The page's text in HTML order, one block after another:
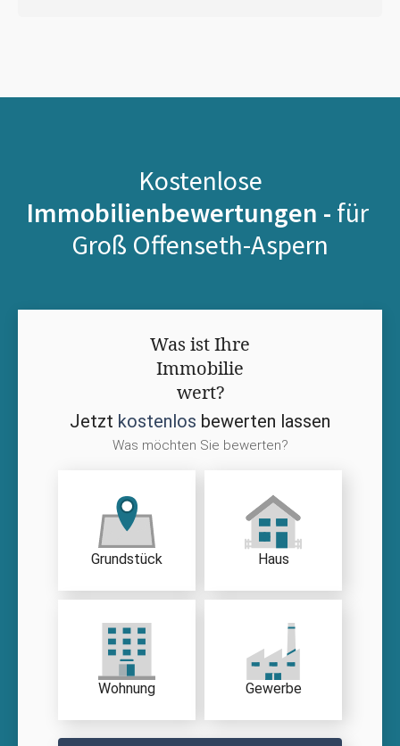
Kostenlose
Immobilienbewertungen - für
Groß Offenseth-Aspern
Was ist Ihre
Immobilie
wert?
Jetzt kostenlos bewerten lassen
Was möchten Sie bewerten?
Grundstück Haus
Wohnung Gewerbe